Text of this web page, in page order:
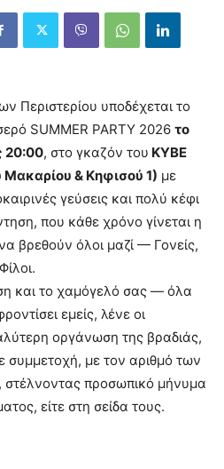
Περιστερίου υποδέχεται το
SUMMER PARTY 2026 το
20:00, στο γκαζόν του ΚΥΒΕ
Μακαρίου & Κηφισού 1) με
γεύσεις και πολύ κέφι
που κάθε χρόνο γίνεται η
βρεθούν όλοι μαζί — Γονείς,
και το χαμόγελό σας — όλα
εμείς, λένε οι
οργάνωση της βραδιάς,
με τον αριθμό των
προσωπικό μήνυμα
είτε στη σείδα τους.